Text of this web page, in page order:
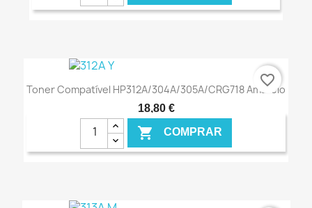
€ ONLINE
Toner Compatível HP312A/304A/305A/CRG718 Amarelo
18,80 €
 COMPRAR
favorite_border